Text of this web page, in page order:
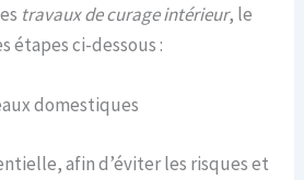
travaux de curage intérieur, le
étapes ci-dessous :
domestiques
afin d’éviter les risques et